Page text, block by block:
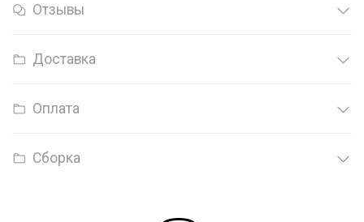
Отзывы
Доставка
Оплата
Сборка